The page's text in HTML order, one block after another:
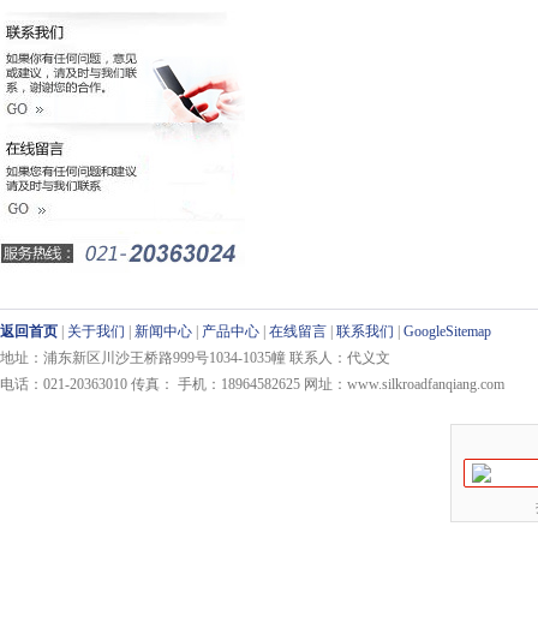
返回首页 关于我们 新闻中心 产品中心 在线留言 联系我们
GoogleSitemap
地址：浦东新区川沙王桥路999号1034-1035幢 联系人：代义文
电话：021-20363010 传真： 手机：18964582625 网址：www.silkroadfanqiang.com